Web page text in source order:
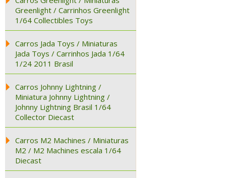
Greenlight / Carrinhos Greenlight
1/64 Collectibles Toys
Carros Jada Toys / Miniaturas
Jada Toys / Carrinhos Jada 1/64
1/24 2011 Brasil
Carros Johnny Lightning /
Miniatura Johnny Lightning /
Johnny Lightning Brasil 1/64
Collector Diecast
Carros M2 Machines / Miniaturas
M2 / M2 Machines escala 1/64
Diecast